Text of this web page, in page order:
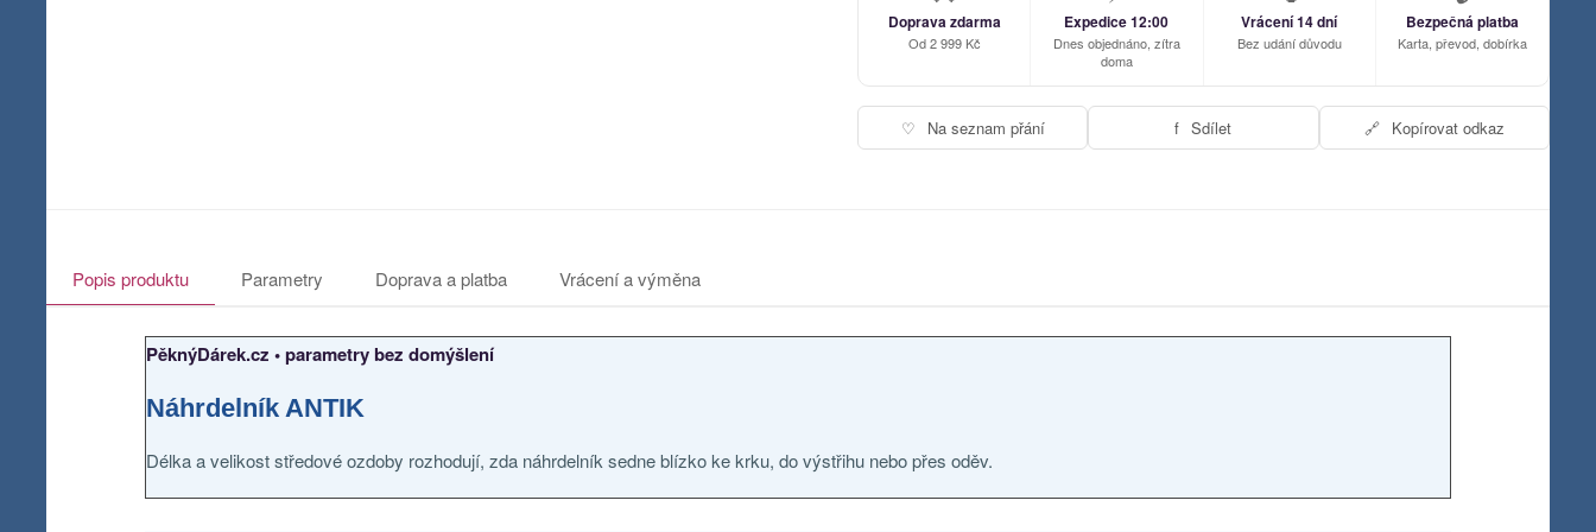
Doprava zdarma
Od 2 999 Kč
Expedice 12:00
Dnes objednáno, zítra
doma
Vrácení 14 dní
Bez udání důvodu
Bezpečná platba
Karta, převod, dobírka
♡ Na seznam přání f Sdílet 🔗 Kopírovat odkaz
Popis produktu Parametry Doprava a platba Vrácení a výměna
PěknýDárek.cz • parametry bez domýšlení
Náhrdelník ANTIK
Délka a velikost středové ozdoby rozhodují, zda náhrdelník sedne blízko ke krku, do výstřihu nebo přes oděv.